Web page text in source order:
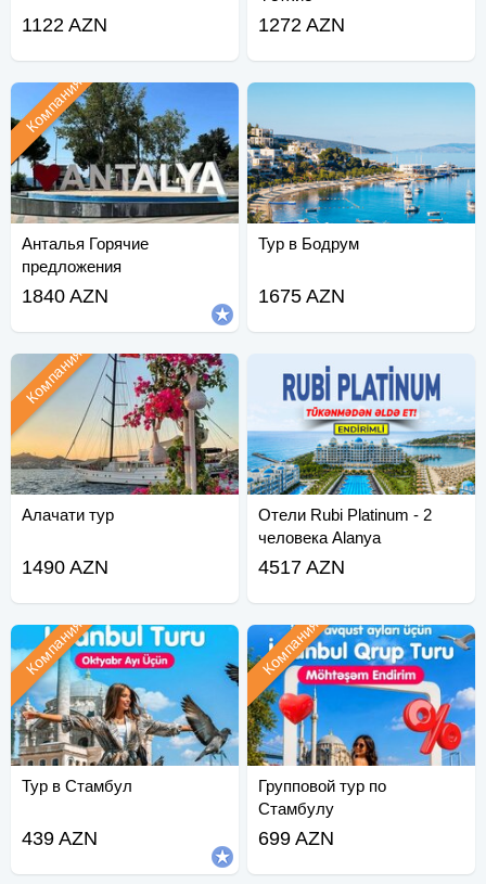
1122 AZN 1272 AZN
Анталья Горячие
предложения
Компания
1840 AZN
Тур в Бодрум
1675 AZN
Алачати тур
Компания
1490 AZN
Отели Rubi Platinum - 2
человека Alanya
4517 AZN
Тур в Стамбул
Компания
439 AZN
Групповой тур по
Стамбулу
Компания
699 AZN